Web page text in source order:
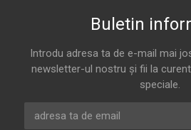
Buletin
Introdu adresa ta de e-mail mai
newsletter-ul nostru și fii la
speciale.